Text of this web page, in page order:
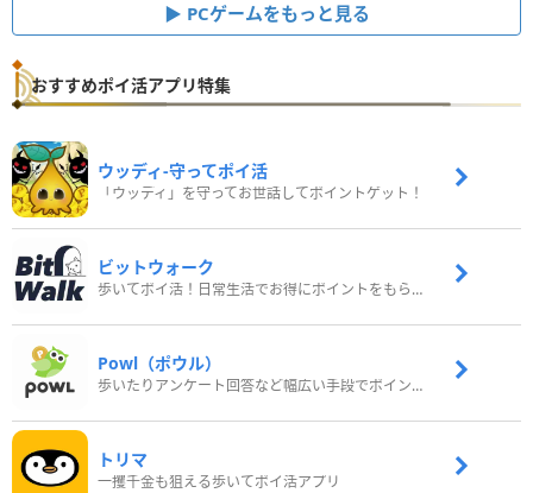
PCゲームをもっと見る
おすすめポイ活アプリ特集
ウッディ‐守ってポイ活
「ウッディ」を守ってお世話してポイントゲット！
ビットウォーク
歩いてポイ活！日常生活でお得にポイントをもらおう
Powl（ポウル）
歩いたりアンケート回答など幅広い手段でポイントをゲット
トリマ
一攫千金も狙える歩いてポイ活アプリ